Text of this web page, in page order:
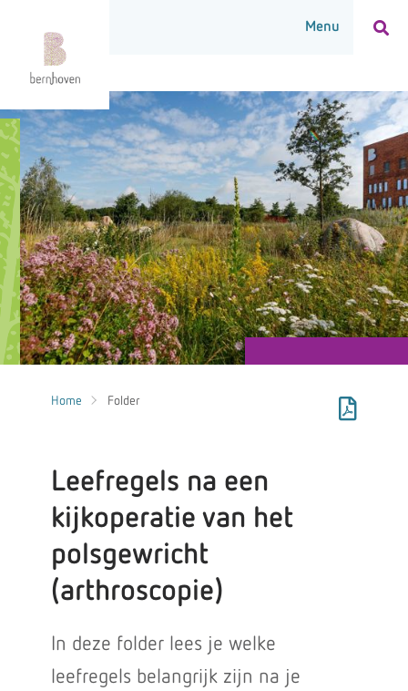
Home Folder
Leefregels na een
kijkoperatie van het
polsgewricht
(arthroscopie)
In deze folder lees je welke
leefregels belangrijk zijn na je